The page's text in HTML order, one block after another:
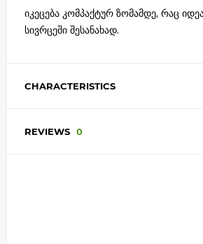
იკეცება კომპაქტურ ზომამდე, რაც
სივრცეში შესანახად.
CHARACTERISTICS
REVIEWS 0